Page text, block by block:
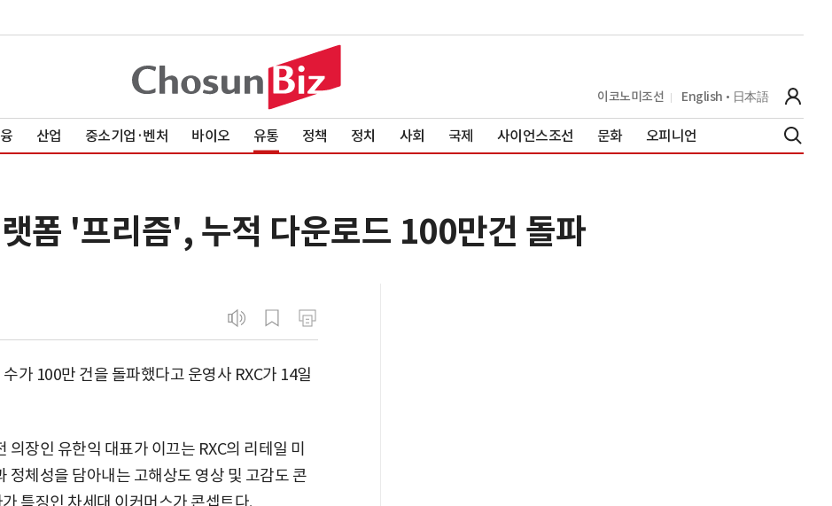
이코노미조선 English 日本語
산업 중소기업·벤처 바이오 유통 정책 정치 사회 국제 사이언스조선 문화 오피니언
폼 '프리즘', 누적 다운로드 100만건 돌파
가 100만 건을 돌파했다고 운영사 RXC가 14일
장인 유한익 대표가 이끄는 RXC의 리테일 미
정체성을 담아내는 고해상도 영상 및 고감도 콘